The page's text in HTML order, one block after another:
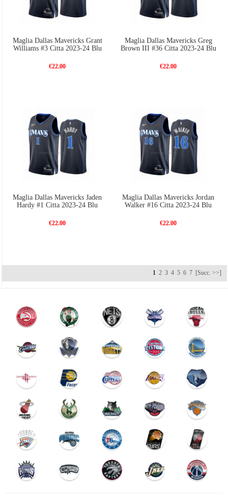
Maglia Dallas Mavericks Grant
Williams #3 Citta 2023-24 Blu
€22.00
Maglia Dallas Mavericks Greg
Brown III #36 Citta 2023-24 Blu
€22.00
Maglia Dallas Mavericks Jaden
Hardy #1 Citta 2023-24 Blu
€22.00
Maglia Dallas Mavericks Jordan
Walker #16 Citta 2023-24 Blu
€22.00
1 2 3 4 5 6 7 [Succ. >>]